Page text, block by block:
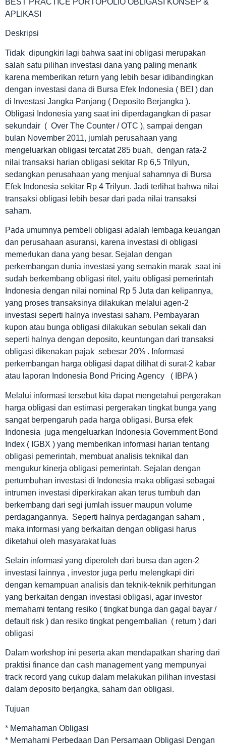
BEST PRACTICE PORTOPOLIO OBLIGASI KONSEP &
APLIKASI
Deskripsi
Tidak dipungkiri lagi bahwa saat ini obligasi merupakan
salah satu pilihan investasi dana yang paling menarik
karena memberikan return yang lebih besar idibandingkan
dengan investasi dana di Bursa Efek Indonesia ( BEI ) dan
di Investasi Jangka Panjang ( Deposito Berjangka ).
Obligasi Indonesia yang saat ini diperdagangkan di pasar
sekundair ( Over The Counter / OTC ), sampai dengan
bulan November 2011, jumlah perusahaan yang
mengeluarkan obligasi tercatat 285 buah, dengan rata-2
nilai transaksi harian obligasi sekitar Rp 6,5 Trilyun,
sedangkan perusahaan yang menjual sahamnya di Bursa
Efek Indonesia sekitar Rp 4 Trilyun. Jadi terlihat bahwa nilai
transaksi obligasi lebih besar dari pada nilai transaksi
saham.
Pada umumnya pembeli obligasi adalah lembaga keuangan
dan perusahaan asuransi, karena investasi di obligasi
memerlukan dana yang besar. Sejalan dengan
perkembangan dunia investasi yang semakin marak saat ini
sudah berkembang obligasi ritel, yaitu obligasi pemerintah
Indonesia dengan nilai nominal Rp 5 Juta dan kelipannya,
yang proses transaksinya dilakukan melalui agen-2
investasi seperti halnya investasi saham. Pembayaran
kupon atau bunga obligasi dilakukan sebulan sekali dan
seperti halnya dengan deposito, keuntungan dari transaksi
obligasi dikenakan pajak sebesar 20% . Informasi
perkembangan harga obligasi dapat dilihat di surat-2 kabar
atau laporan Indonesia Bond Pricing Agency ( IBPA )
Melalui informasi tersebut kita dapat mengetahui pergerakan
harga obligasi dan estimasi pergerakan tingkat bunga yang
sangat berpengaruh pada harga obligasi. Bursa efek
Indonesia juga mengeluarkan Indonesia Government Bond
Index ( IGBX ) yang memberikan informasi harian tentang
obligasi pemerintah, membuat analisis teknikal dan
mengukur kinerja obligasi pemerintah. Sejalan dengan
pertumbuhan investasi di Indonesia maka obligasi sebagai
intrumen investasi diperkirakan akan terus tumbuh dan
berkembang dari segi jumlah issuer maupun volume
perdagangannya. Seperti halnya perdagangan saham ,
maka informasi yang berkaitan dengan obligasi harus
diketahui oleh masyarakat luas
Selain informasi yang diperoleh dari bursa dan agen-2
investasi lainnya , investor juga perlu melengkapi diri
dengan kemampuan analisis dan teknik-teknik perhitungan
yang berkaitan dengan investasi obligasi, agar investor
memahami tentang resiko ( tingkat bunga dan gagal bayar /
default risk ) dan resiko tingkat pengembalian ( return ) dari
obligasi
Dalam workshop ini peserta akan mendapatkan sharing dari
praktisi finance dan cash management yang mempunyai
track record yang cukup dalam melakukan pilihan investasi
dalam deposito berjangka, saham dan obligasi.
Tujuan
* Memahaman Obligasi
* Memahami Perbedaan Dan Persamaan Obligasi Dengan